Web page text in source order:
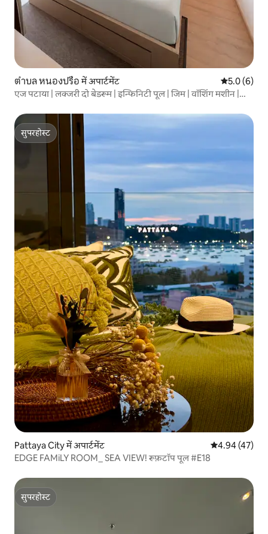
ตำบล หนองปรือ में अपार्टमेंट औसत रेटिंग 5
5.0 (6)
एज पटाया | लक्जरी दो बेडरूम | इन्फिनिटी पूल | जिम | वॉशिंग मशीन |
सुपरहोस्ट
सुपरहोस्ट
Pattaya City में अपार्टमेंट औसत रेटिंग 5 में
4.94 (47)
EDGE FAMiLY ROOM_ SEA VIEW! रूफ़टॉप पूल #E18
सुपरहोस्ट
सुपरहोस्ट